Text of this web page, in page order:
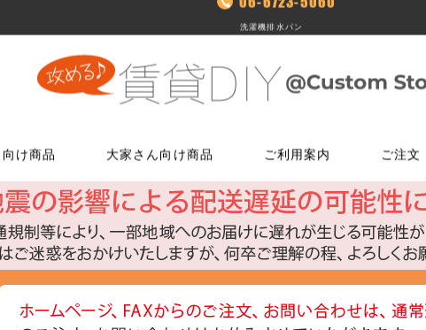
洗濯機排水パン
け商品
具に使う
ート
ート
床に使う
貼ってはがせるクッションフロア
フローリング補修グッズ
ジョイントロック
工具・道
ローラー
マスカー
反射・蓄光
接着剤
大家さん向け商品
鍵・ドアノブ交換パーツ
玄関扉の錠・ドアノブ
浴室用ドアノブ
トイレ用ドアノブ
室内用鍵付きドアノブ
床に使う
貼ってはがせるクッション
フローリング補修グッズ
ジョイントロック
ご利用案内 ご注文
ご注文
ンター
17：00
FAXでのご注文
06-7635-5174
FAX注文用紙はこちら
メールで
ォーム お電話でのご注文
06-6723-5060
カスタマーセンター
平日9：30～17：00
LINEでお
こちらか